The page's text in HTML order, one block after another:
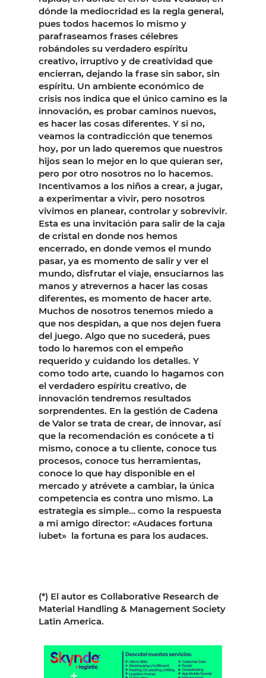
dónde la mediocridad es la regla general,
pues todos hacemos lo mismo y
parafraseamos frases célebres
robándoles su verdadero espíritu
creativo, irruptivo y de creatividad que
encierran, dejando la frase sin sabor, sin
espíritu. Un ambiente económico de
crisis nos indica que el único camino es la
innovación, es probar caminos nuevos,
es hacer las cosas diferentes. Y si no,
veamos la contradicción que tenemos
hoy, por un lado queremos que nuestros
hijos sean lo mejor en lo que quieran ser,
pero por otro nosotros no lo hacemos.
Incentivamos a los niños a crear, a jugar,
a experimentar a vivir, pero nosotros
vivimos en planear, controlar y sobrevivir.
Esta es una invitación para salir de la caja
de cristal en donde nos hemos
encerrado, en donde vemos el mundo
pasar, ya es momento de salir y ver el
mundo, disfrutar el viaje, ensuciarnos las
manos y atrevernos a hacer las cosas
diferentes, es momento de hacer arte.
Muchos de nosotros tenemos miedo a
que nos despidan, a que nos dejen fuera
del juego. Algo que no sucederá, pues
todo lo haremos con el empeño
requerido y cuidando los detalles. Y
como todo arte, cuando lo hagamos con
el verdadero espíritu creativo, de
innovación tendremos resultados
sorprendentes. En la gestión de Cadena
de Valor se trata de crear, de innovar, así
que la recomendación es conócete a ti
mismo, conoce a tu cliente, conoce tus
procesos, conoce tus herramientas,
conoce lo que hay disponible en el
mercado y atrévete a cambiar, la única
competencia es contra uno mismo. La
estrategia es simple… como la respuesta
a mi amigo director: «Audaces fortuna
iubet» la fortuna es para los audaces.
(*) El autor es Collaborative Research de
Material Handling & Management Society
Latin America.